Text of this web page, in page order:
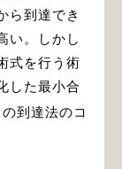
ら到達でき
い。しかし
式を行う術
した最小合
到達法のコ